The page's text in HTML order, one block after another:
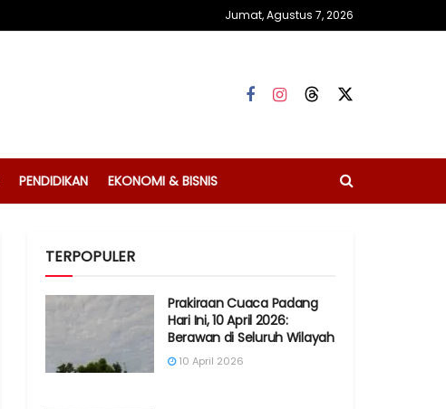
Jumat, Agustus 7, 2026
PENDIDIKAN EKONOMI & BISNIS
TERPOPULER
Prakiraan Cuaca Padang
Hari Ini, 10 April 2026:
Berawan di Seluruh Wilayah
10 April 2026